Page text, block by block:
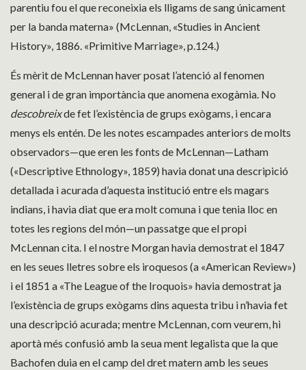
parentiu fou el que reconeixia els lligams de sang únicament
per la banda materna» (McLennan, «Studies in Ancient
History», 1886. «Primitive Marriage», p.124.)
És mèrit de McLennan haver posat l’atenció al fenomen
general i de gran importància que anomena exogàmia. No
descobreixde fet l’existència de grups exògams, i encara
menys els entén. De les notes escampades anteriors de molts
observadors—que eren les fonts de McLennan—Latham
(«Descriptive Ethnology», 1859) havia donat una descripició
detallada i acurada d’aquesta institució entre els magars
indians, i havia diat que era molt comuna i que tenia lloc en
totes les regions del món—un passatge que el propi
McLennan cita. I el nostre Morgan havia demostrat el 1847
en les seues lletres sobre els iroquesos (a «American Review»)
i el 1851 a «The League of the Iroquois» havia demostrat ja
l’existència de grups exògams dins aquesta tribu i n’havia fet
una descripció acurada; mentre McLennan, com veurem, hi
aportà més confusió amb la seua ment legalista que la que
Bachofen duia en el camp del dret matern amb les seues